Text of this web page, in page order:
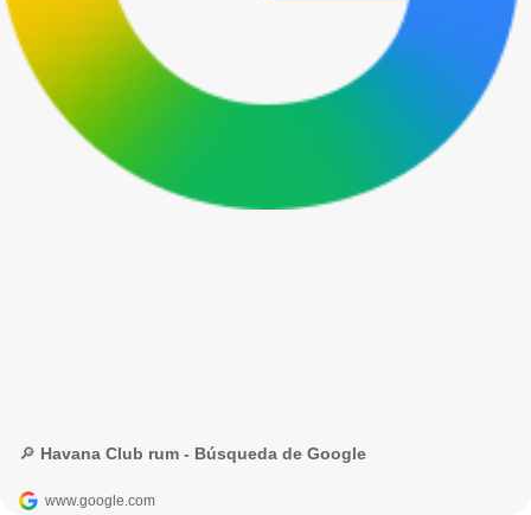
🔎 Havana Club rum - Búsqueda de Google
www.google.com